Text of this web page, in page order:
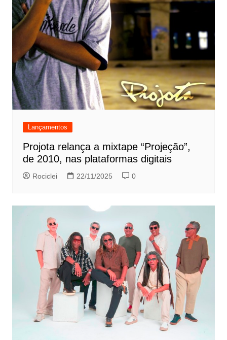
Lançamentos
Projota relança a mixtape “Projeção”,
de 2010, nas plataformas digitais
Rociclei 22/11/2025 0